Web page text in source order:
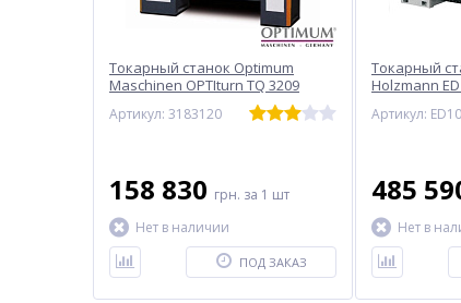
Токарный станок Optimum
Maschinen OPTIturn TQ 3209
Артикул: 3183120
158 830 грн. за 1 шт
Нет в наличии
ПОД ЗАКАЗ
Токарный
Holzmann
485
Нет в